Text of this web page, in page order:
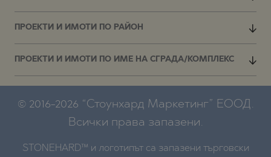
ПРОЕКТИ И ИМОТИ ПО РАЙОН
ПРОЕКТИ И ИМОТИ ПО ИМЕ НА СГРАДА/КОМПЛЕКС
© 2016-2026 “Стоунхард Маркетинг” ЕООД.
Всички права запазени.
STONEHARD™ и логотипът са запазени търговски